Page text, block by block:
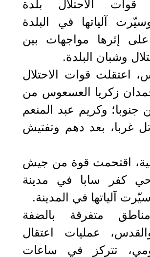
قوات الاحتلال بلدة
آلياتها في البلدة
إثرها مواجهات بين
وشبان البلدة.
اعتقلت قوات الاحتلال
زكريا العسعوس من
جنوبا؛ وكريم عبد المنعم
غربا، بعد دهم وتفتيش
اقتحمت قوة من جيش
حي كفر سابا في مدينة
آلياتها في المدينة.
متفرقة بالضفة
عمليات اعتقال
تتركز في ساعات